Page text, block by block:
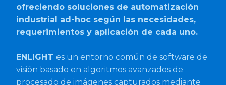
ofreciendo soluciones de automatización
industrial ad-hoc según las necesidades,
requerimientos y aplicación de cada uno.
ENLIGHTes un entorno común de software de
visión basado en algoritmos avanzados de
procesado de imágenes capturados mediante